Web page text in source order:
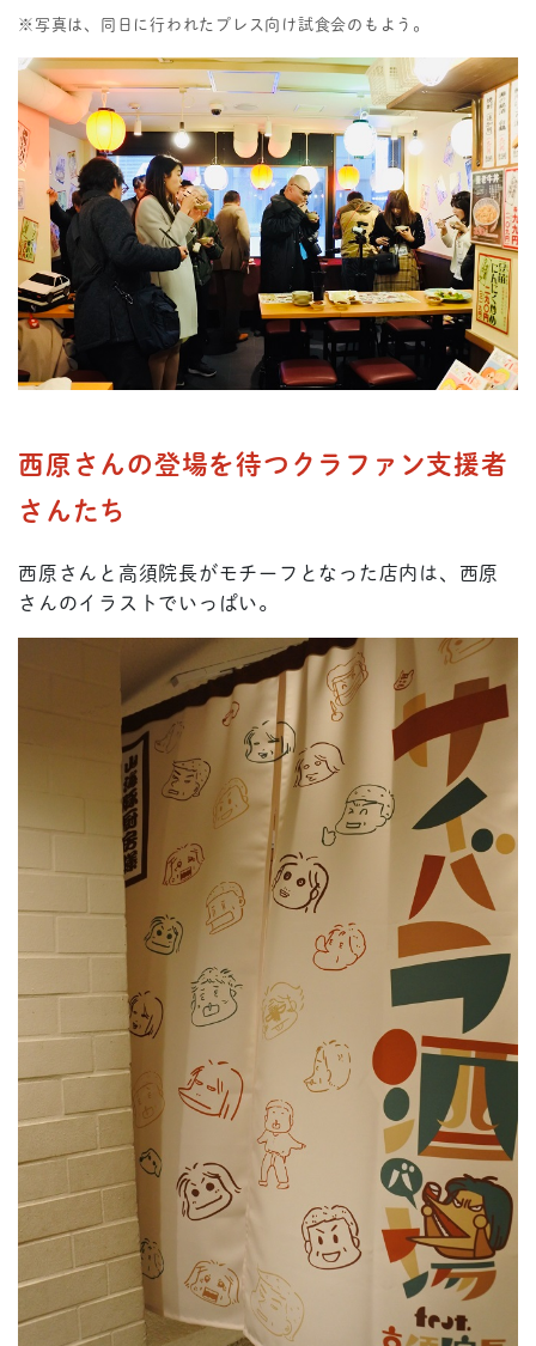
※写真は、同日に行われたプレス向け試食会のもよう。
西原さんの登場を待つクラファン支援者
さんたち
西原さんと高須院長がモチーフとなった店内は、西原
さんのイラストでいっぱい。